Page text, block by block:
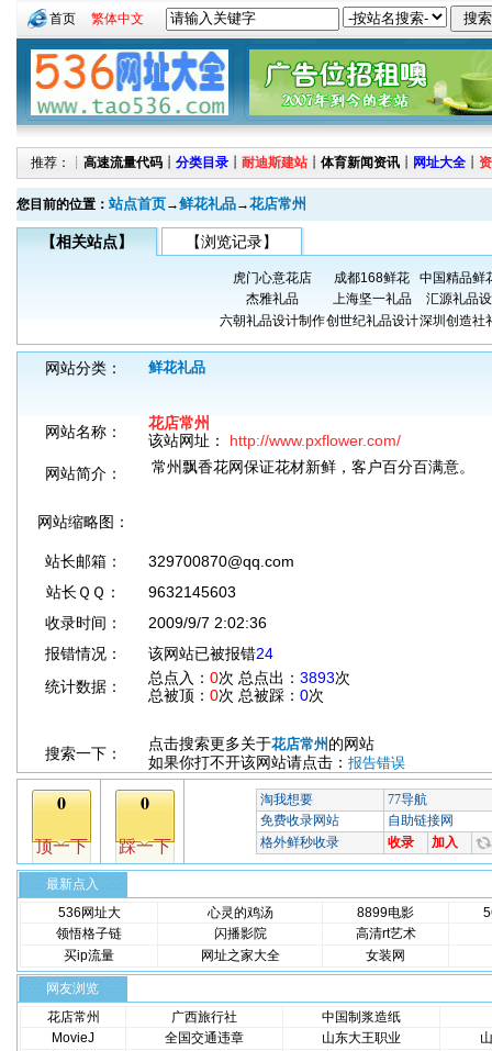
首页 繁体中文
推荐：┊ 高速流量代码 ┊ 分类目录 ┊ 耐迪斯建站 ┊ 体育新闻资讯 ┊ 网址大全 ┊
您目前的位置： 站点首页→鲜花礼品→花店常州
【相关站点】 【浏览记录】
虎门心意花店 成都168鲜花
中国精品鲜
杰雅礼品
上海坚一礼品
汇源礼品
六朝礼品设计制作创世纪礼品设计深圳创造社
网站分类： 鲜花礼品
网站名称：
花店常州
该站网址： http://www.pxflower.com/
网站简介：
常州飘香花网保证花材新鲜，客户百分百满意。
网站缩略图：
站长邮箱：
329700870@qq.com
站长ＱＱ：
9632145603
收录时间：
2009/9/7 2:02:36
报错情况：
该网站已被报错24
统计数据：
总点入： 0次 总点出： 3893次
总被顶： 0次 总被踩： 0次
搜索一下：
点击搜索更多关于花店常州 的网站
如果你打不开该网站请点击： 报告错误
最新点入
536网址大
心灵的鸡汤 8899电影
领悟格子链
闪播影院
高清rt艺术
买ip流量
网址之家大全 女装网
网友浏览
花店常州
广西旅行社
中国制浆造纸
MovieJ
全国交通违章 山东大王职业